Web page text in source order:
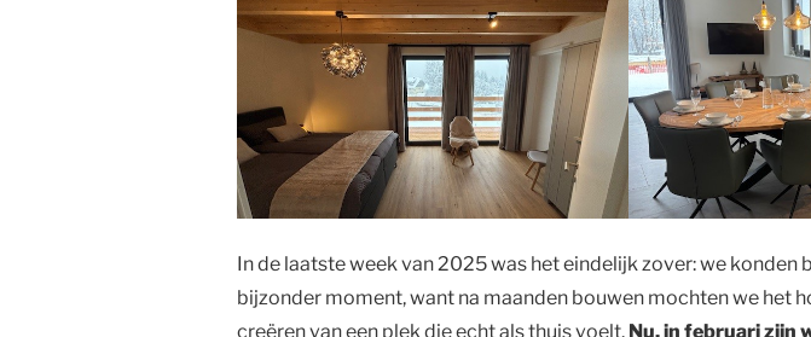
In de laatste week van 2025 was het eindelijk zover: we
bijzonder moment, want na maanden bouwen mochten we het
creëren van een plek die echt als thuis voelt. Nu, in februari zijn